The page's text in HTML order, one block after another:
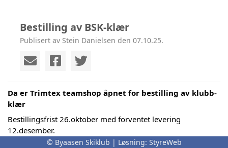
Bestilling av BSK-klær
Publisert av Stein Danielsen den 07.10.25.
Da er Trimtex teamshop åpnet for bestilling av klubb-
klær
Bestillingsfrist 26.oktober med forventet levering
12.desember.
Minner om mulighet for prøving tirsdag 14. og torsdag
© Byaasen Skiklub | Løsning: StyreWeb